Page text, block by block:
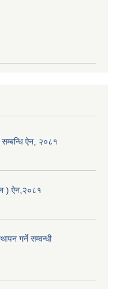
सम्बन्धि ऐन, २०८१
) ऐन,२०८१
गर्ने सम्वन्धी